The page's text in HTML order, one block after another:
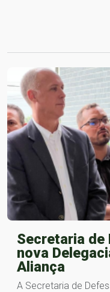
Secretaria de
nova
Aliança
A Secretaria de